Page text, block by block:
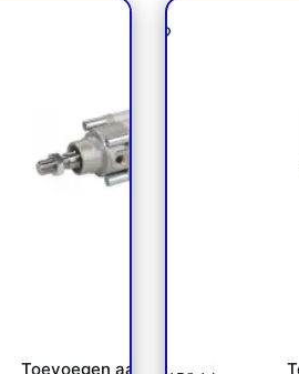
Toevoegen aan